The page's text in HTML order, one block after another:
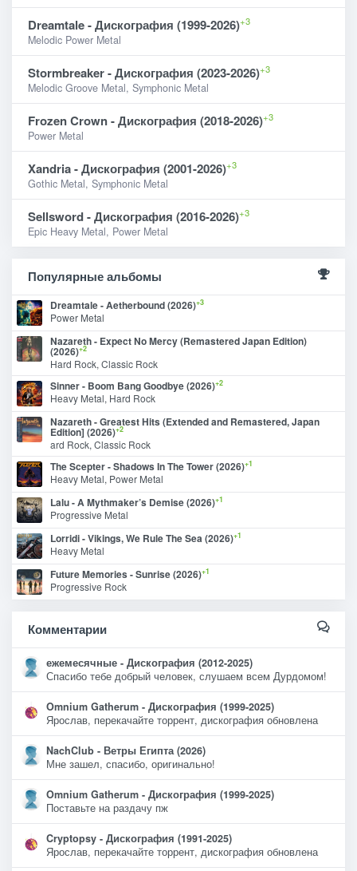
Dreamtale - Дискография (1999-2026)+3
Melodic Power Metal
Stormbreaker - Дискография (2023-2026)+3
Melodic Groove Metal, Symphonic Metal
Frozen Crown - Дискография (2018-2026)+3
Power Metal
Xandria - Дискография (2001-2026)+3
Gothic Metal, Symphonic Metal
Sellsword - Дискография (2016-2026)+3
Epic Heavy Metal, Power Metal
Популярные альбомы
Dreamtale - Aetherbound (2026)+3
Power Metal
Nazareth - Expect No Mercy (Remastered Japan Edition)
(2026)+2
Hard Rock, Classic Rock
Sinner - Boom Bang Goodbye (2026)+2
Heavy Metal, Hard Rock
Nazareth - Greatest Hits (Extended and Remastered, Japan
Edition] (2026)+2
ard Rock, Classic Rock
The Scepter - Shadows In The Tower (2026)+1
Heavy Metal, Power Metal
Lalu - A Mythmaker’s Demise (2026)+1
Progressive Metal
Lorridi - Vikings, We Rule The Sea (2026)+1
Heavy Metal
Future Memories - Sunrise (2026)+1
Progressive Rock
Комментарии
ежемесячные - Дискография (2012-2025)
Спасибо тебе добрый человек, слушаем всем Дурдомом!
Omnium Gatherum - Дискография (1999-2025)
Ярослав, перекачайте торрент, дискография обновлена
NachClub - Ветры Египта (2026)
Мне зашел, спасибо, оригинально!
Omnium Gatherum - Дискография (1999-2025)
Поставьте на раздачу пж
Cryptopsy - Дискография (1991-2025)
Ярослав, перекачайте торрент, дискография обновлена